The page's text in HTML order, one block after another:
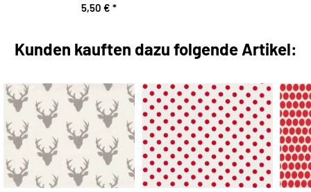
5,50 € *
Kunden kauften dazu folgende Artikel: